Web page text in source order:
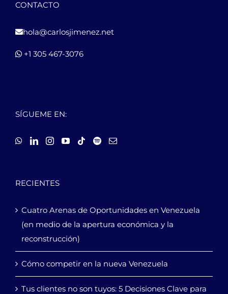
CONTACTO
hola@carlosjimenez.net
+1 305 467-3076
SÍGUEME EN:
RECIENTES
Cuatro Arenas de Oportunidades en Venezuela
(en medio de la apertura económica y la
reconstrucción)
Cómo competir en la nueva Venezuela
Tus clientes no son tuyos: 5 Decisiones Clave para